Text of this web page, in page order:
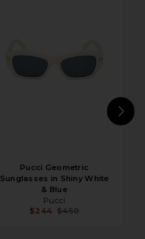
Pucci Geometric
Sunglasses in Shiny White
& Blue
Pucci
$244 $450